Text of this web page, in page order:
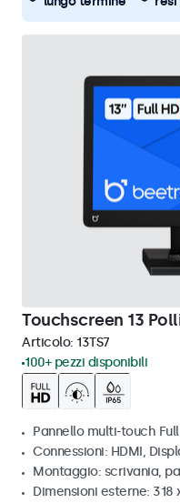
Touchscreen 13
Articolo: 13TS7
100+ pezzi disponibili
Pannello multi-touch Full
Connessioni: HDMI,
Montaggio: scrivania,
Dimensioni esterne: 318